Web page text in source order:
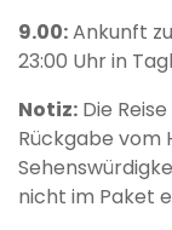
9.00:Ankunft
23:00 Uhr in
Notiz: Die
Rückgabe vom
nicht im Paket